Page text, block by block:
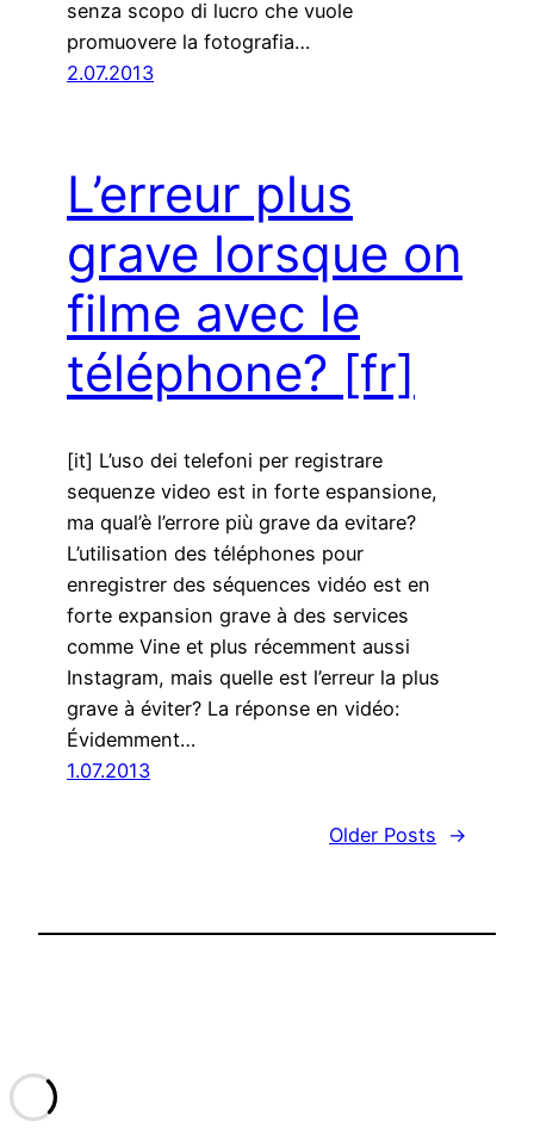
senza scopo di lucro che vuole
promuovere la fotografia…
2.07.2013
L’erreur plus
grave lorsque on
filme avec le
téléphone? [fr]
[it] L’uso dei telefoni per registrare
sequenze video est in forte espansione,
ma qual’è l’errore più grave da evitare?
L’utilisation des téléphones pour
enregistrer des séquences vidéo est en
forte expansion grave à des services
comme Vine et plus récemment aussi
Instagram, mais quelle est l’erreur la plus
grave à éviter? La réponse en vidéo:
Évidemment…
1.07.2013
Older Posts →